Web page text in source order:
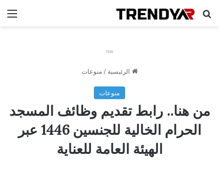
بحث عن
nw
الرئيسية / منوعات
منوعات
من هنا.. رابط تقديم وظائف المسجد
الحرام الخالية للجنسين 1446 عبر
الهيئة العامة للعناية